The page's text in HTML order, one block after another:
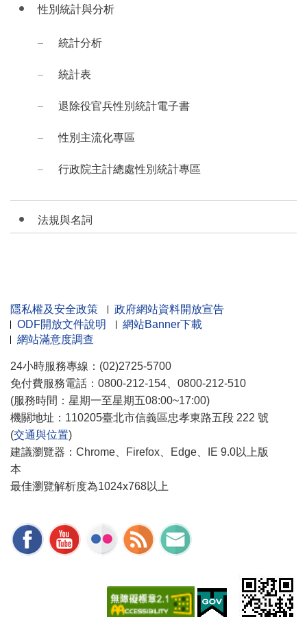
性別統計與分析
統計分析
統計表
退除役官兵性別統計電子書
性別主流化專區
行政院主計總處性別統計專區
法規與名詞
隱私權及安全政策
政府網站資料開放宣告
ODF開放文件說明
網站Banner下載
網站滿意度調查
24小時服務專線：(02)2725-5700
免付費服務電話：0800-212-154、0800-212-510
(服務時間：星期一至星期五08:00~17:00)
機關地址：110205臺北市信義區忠孝東路五段 222 號
(交通與位置)
建議瀏覽器：Chrome、Firefox、Edge、IE 9.0以上版
本
最佳瀏覽解析度為1024x768以上